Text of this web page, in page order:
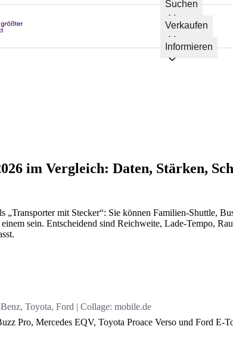
Suchen
Verkaufen
Informieren
im Vergleich: Daten, Stärken,
„Transporter mit Stecker“: Sie können Familien-Shuttle,
sein. Entscheidend sind Reichweite, Lade-Tempo,
Toyota, Ford | Collage: mobile.de
Pro, Mercedes EQV, Toyota Proace Verso und Ford E-